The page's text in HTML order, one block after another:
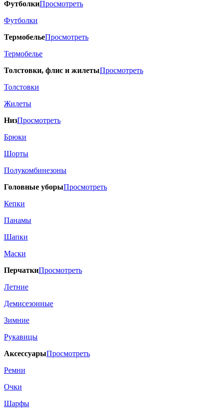
ФутболкиПросмотреть
Футболки
ТермобельеПросмотреть
Термобелье
Толстовки, флис и жилетыПросмотреть
Толстовки
Жилеты
НизПросмотреть
Брюки
Шорты
Полукомбинезоны
Головные уборыПросмотреть
Кепки
Панамы
Шапки
Маски
ПерчаткиПросмотреть
Летние
Демисезонные
Зимние
Рукавицы
АксессуарыПросмотреть
Ремни
Очки
Шарфы